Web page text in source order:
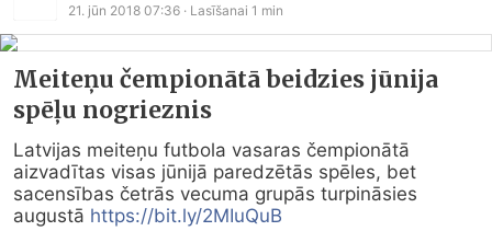
21. jūn 2018 07:36 · Lasīšanai 1 min
Meiteņu čempionātā beidzies jūnija
spēļu nogrieznis
Latvijas meiteņu futbola vasaras čempionātā
aizvadītas visas jūnijā paredzētās spēles, bet
sacensības četrās vecuma grupās turpināsies
augustā https://bit.ly/2MIuQuB